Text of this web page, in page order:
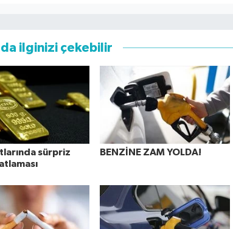
da ilginizi çekebilir
sürpriz
BENZİNE ZAM YOLDA!